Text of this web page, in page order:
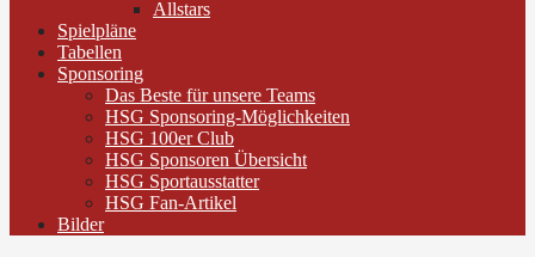
Allstars
Spielpläne
Tabellen
Sponsoring
Das Beste für unsere Teams
HSG Sponsoring-Möglichkeiten
HSG 100er Club
HSG Sponsoren Übersicht
HSG Sportausstatter
HSG Fan-Artikel
Bilder